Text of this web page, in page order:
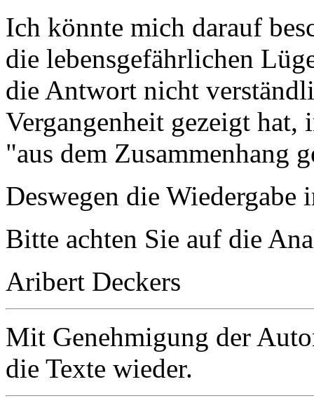
Ich könnte mich darauf
die lebensgefährlichen
die Antwort nicht
Vergangenheit gezeigt
"aus dem Zusammenhang
Deswegen die
Bitte achten Sie auf die
Aribert Deckers
Mit Genehmigung der
die Texte wieder.